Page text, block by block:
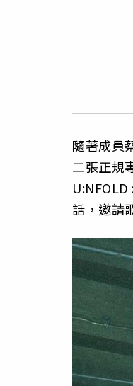
隨著成員
二張正規
話，邀請